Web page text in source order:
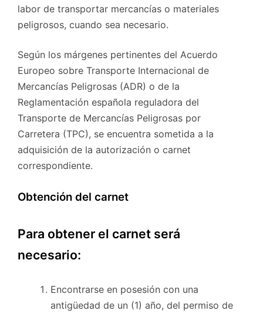
labor de transportar mercancías o materiales
peligrosos, cuando sea necesario.
Según los márgenes pertinentes del Acuerdo
Europeo sobre Transporte Internacional de
Mercancías Peligrosas (ADR) o de la
Reglamentación española reguladora del
Transporte de Mercancías Peligrosas por
Carretera (TPC), se encuentra sometida a la
adquisición de la autorización o carnet
correspondiente.
Obtención del carnet
Para obtener el carnet será
necesario:
Encontrarse en posesión con una
antigüedad de un (1) año, del permiso de